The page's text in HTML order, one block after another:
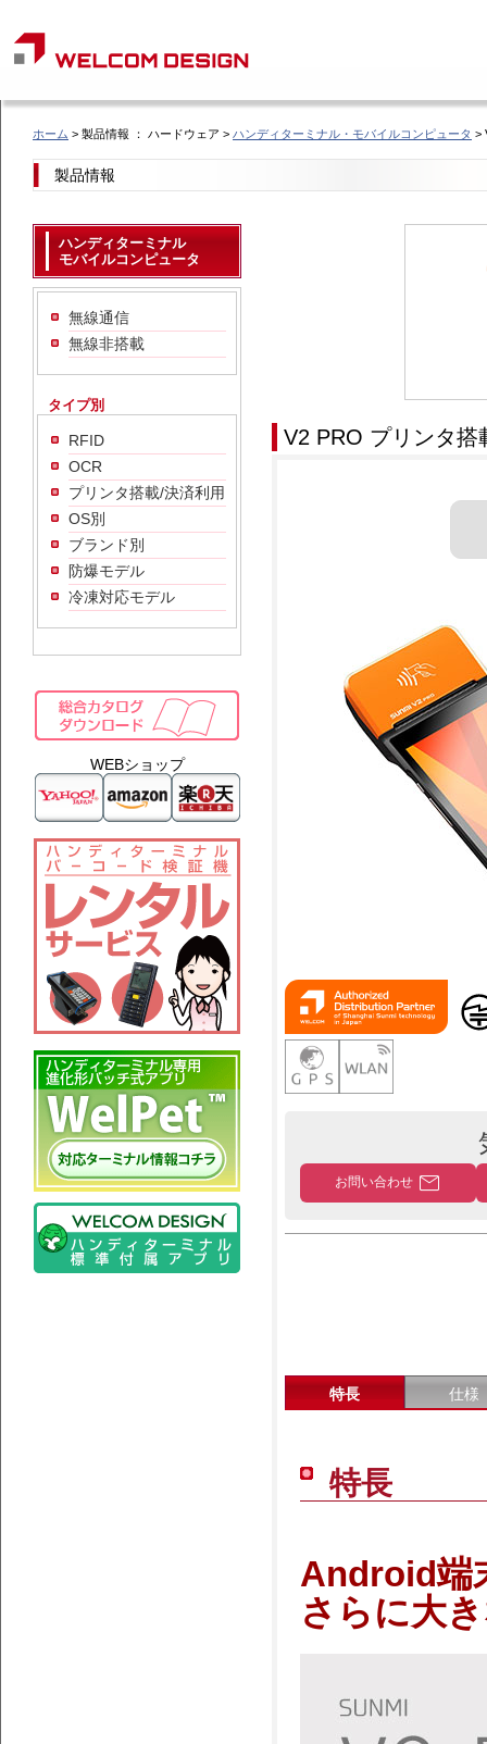
ホーム > 製品情報 ： ハードウェア > ハンディターミナル・モバイルコンピュータ >
製品情報
V2 PRO プリンタ搭
お問い合わせ mail
特長 仕様
特長
Android端
さらに大
ハンディターミナル
モバイルコンピュータ
無線通信
無線非搭載
タイプ別
RFID
OCR
プリンタ搭載/決済利用
OS別
ブランド別
防爆モデル
冷凍対応モデル
WEBショップ